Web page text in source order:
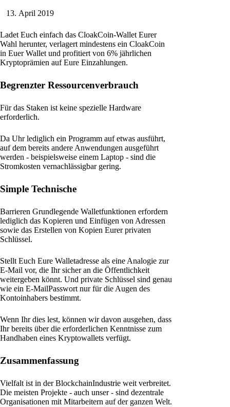
April 2019
Ladet Euch einfach das CloakCoin-Wallet Eurer
Wahl herunter, verlagert mindestens ein CloakCoin
in Euer Wallet und profitiert von 6% jährlichen
Kryptoprämien auf Eure Einzahlungen.
Begrenzter Ressourcenverbrauch
Für das Staken ist keine spezielle Hardware
erforderlich.
Da Uhr lediglich ein Programm auf etwas ausführt,
auf dem bereits andere Anwendungen ausgeführt
werden - beispielsweise einem Laptop - sind die
Stromkosten vernachlässigbar gering.
Simple Technische
Barrieren Grundlegende Walletfunktionen erfordern
lediglich das Kopieren und Einfügen von Adressen
sowie das Erstellen von Kopien Eurer privaten
Schlüssel.
Stellt Euch Eure Walletadresse als eine Analogie zur
E-Mail vor, die Ihr sicher an die Öffentlichkeit
weitergeben könnt. Und private Schlüssel sind genau
wie ein E-MailPasswort nur für die Augen des
Kontoinhabers bestimmt.
Wenn Ihr dies lest, können wir davon ausgehen, dass
Ihr bereits über die erforderlichen Kenntnisse zum
Handhaben eines Kryptowallets verfügt.
Zusammenfassung
Vielfalt ist in der BlockchainIndustrie weit verbreitet.
Die meisten Projekte - auch unser - sind dezentrale
Organisationen mit Mitarbeitern auf der ganzen Welt.